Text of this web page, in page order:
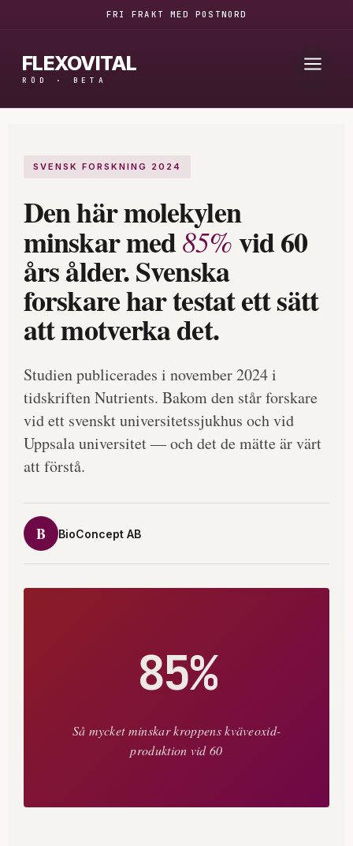
innehåll
FRI FRAKT MED POSTNORD
FLEXOVITAL
RÖD · BETA
SVENSK FORSKNING 2024
Den här molekylen
minskar med85%vid 60
års ålder. Svenska
forskare har testat ett sätt
att motverka det.
Studien publicerades i november 2024 i
tidskriften Nutrients. Bakom den står forskare
vid ett svenskt universitetssjukhus och vid
Uppsala universitet — och det de mätte är värt
att förstå.
B BioConcept AB
85%
Så mycket minskar kroppens kväveoxid-
produktion vid 60